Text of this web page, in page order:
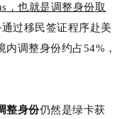
，也就是调整身份取
过移民签证程序赴美
内调整身份约占54%，
整身份仍然是绿卡获